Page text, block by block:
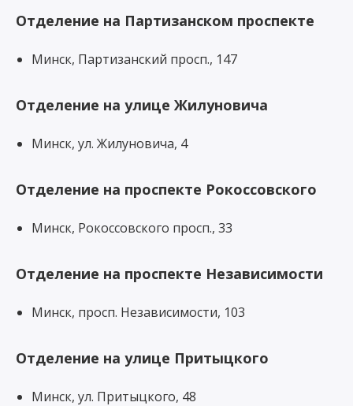
Отделение на Партизанском проспекте
Минск, Партизанский просп., 147
Отделение на улице Жилуновича
Минск, ул. Жилуновича, 4
Отделение на проспекте Рокоссовского
Минск, Рокоссовского просп., 33
Отделение на проспекте Независимости
Минск, просп. Независимости, 103
Отделение на улице Притыцкого
Минск, ул. Притыцкого, 48